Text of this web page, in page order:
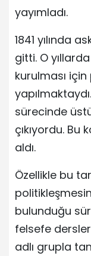
yayımladı.
1841 yılında
gitti. O
kurulması
sürecinde
çıkıyordu.
aldı.
Özellikle bu
bulunduğu
felsefe
adlı grupla